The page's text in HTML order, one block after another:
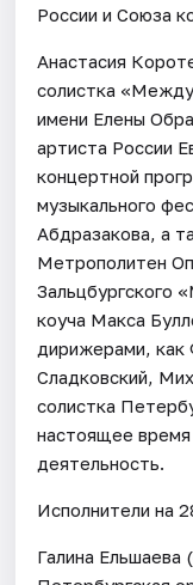
России и Союза
Анастасия
солистка
имени Елены
артиста России
концертной
музыкального
Абдразакова, а
Метрополитен
Зальцбургского
коуча Макса
дирижерами,
Сладковский,
солистка
настоящее
деятельность.
Исполнители на
Галина Ельшаева